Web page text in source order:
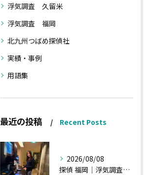
浮気調査 久留米
浮気調査 福岡
北九州つばめ探偵社
実績・事例
用語集
最近の投稿 Recent Posts
2026/08/08
探偵 福岡｜浮気調査、諸状況、そして雑談へ